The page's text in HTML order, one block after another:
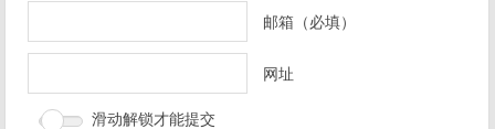
邮箱（必填）
网址
滑动解锁才能提交